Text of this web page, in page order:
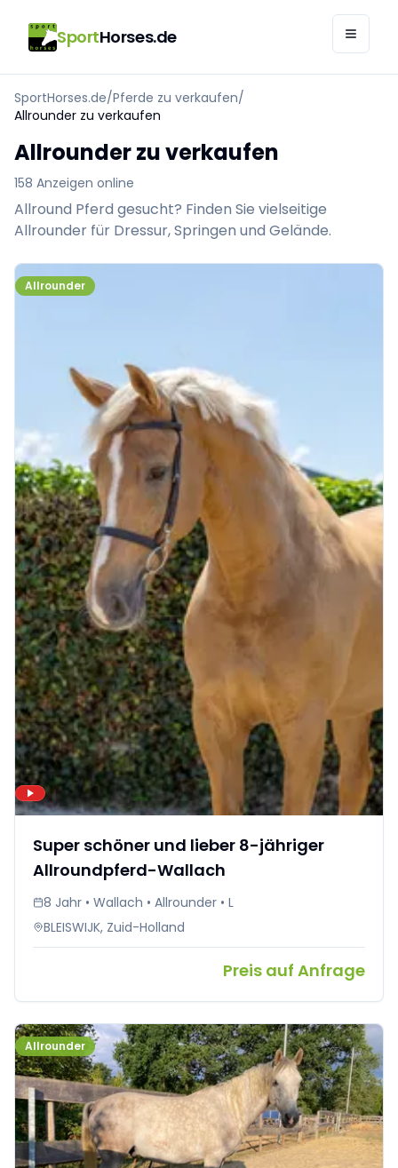
SportHorses.de
SportHorses.de/Pferde zu verkaufen/
Allrounder zu verkaufen
Allrounder zu verkaufen
158 Anzeigen online
Allround Pferd gesucht? Finden Sie vielseitige
Allrounder für Dressur, Springen und Gelände.
Allrounder
Super schöner und lieber 8-jähriger
Allroundpferd-Wallach
8 Jahr • Wallach • Allrounder • L
BLEISWIJK, Zuid-Holland
Preis auf Anfrage
Allrounder